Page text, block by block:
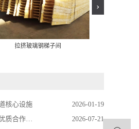
拉挤玻璃钢梯子间
›
核心设施
2026-01-19
作资源
2026-07-21